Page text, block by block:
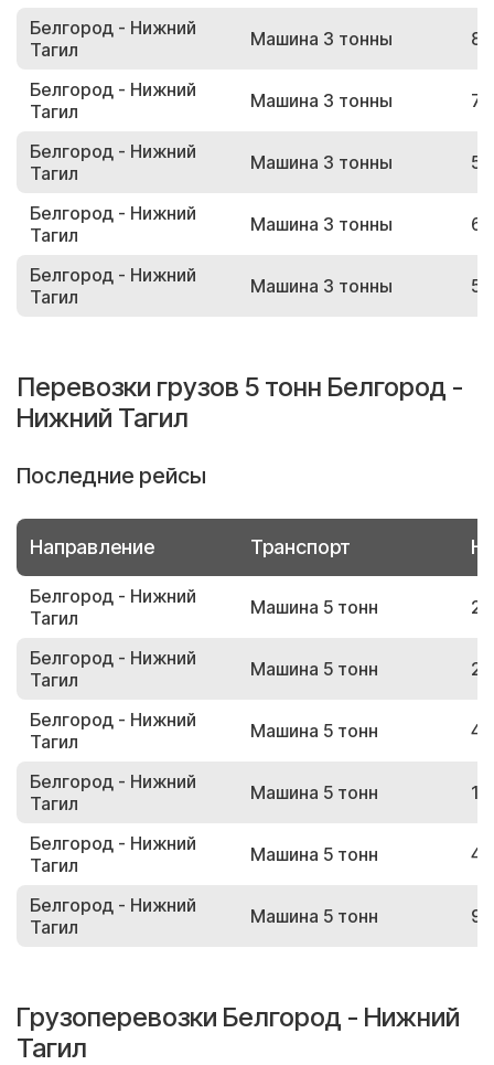
Белгород - Нижний
Тагил
Машина 3 тонны
Белгород - Нижний
Тагил
Машина 3 тонны
Белгород - Нижний
Тагил
Машина 3 тонны
Белгород - Нижний
Тагил
Машина 3 тонны
Белгород - Нижний
Тагил
Машина 3 тонны
Перевозки грузов 5 тонн Белгород -
Нижний Тагил
Последние рейсы
Направление Транспорт
Белгород - Нижний
Тагил
Машина 5 тонн
Белгород - Нижний
Тагил
Машина 5 тонн
Белгород - Нижний
Тагил
Машина 5 тонн
Белгород - Нижний
Тагил
Машина 5 тонн
Белгород - Нижний
Тагил
Машина 5 тонн
Белгород - Нижний
Тагил
Машина 5 тонн
Грузоперевозки Белгород - Нижний
Тагил